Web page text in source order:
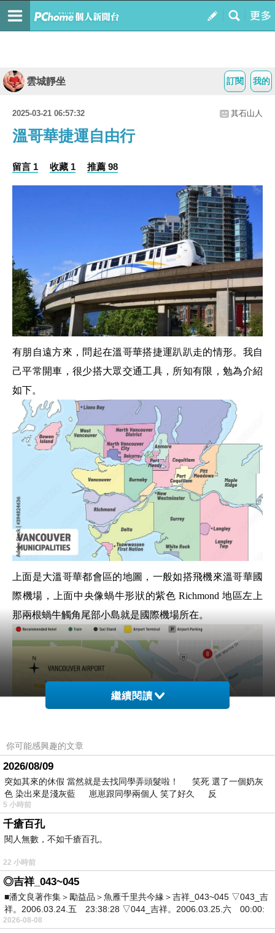
我的
訂閱
雲城靜坐
2025-03-21 06:57:32 其石山人
溫哥華捷運自由行
留言 1 收藏 1 推薦 98
有朋自遠方來，問起在溫哥華搭捷運趴趴走的情形。我自
己平常開車，很少搭大眾交通工具，所知有限，勉為介紹
如下。
上面是大溫哥華都會區的地圖，一般如搭飛機來溫哥華國
際機場，上面中央像蝸牛形狀的紫色 Richmond 地區左上
那兩根蝸牛觸角尾部小島就是國際機場所在。
溫哥華國際機場附近的機場旅館，其實不僅這幾間，就在
算是「機場旅館」。建議最好住在河右邊的地方，
搭Taxi 計程車過來只需十來分鐘。這裡是 Richmond 列治
文中心區，餐廳很多，很方便，不需講英語，講國語幾乎
都能通。
繼續閱讀
你可能感興趣的文章
2026/08/09
突如其來的休假 當然就是去找同學弄頭髮啦！ 笑死 選了一個奶灰
色 染出來是淺灰藍 崽崽跟同學兩個人 笑了好久 反
5 小時前
千瘡百孔
閱人無數，不如千瘡百孔。
22 小時前
◎吉祥_043~045
■潘文良著作集＞勵益品＞魚雁千里共今緣＞吉祥_043~045 ▽043_吉
祥。2006.03.24.五 23:38:28 ▽044_吉祥。2006.03.25.六 00:00:
2026-08-08